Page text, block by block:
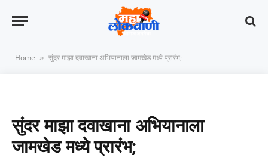
Home » सुंदर माझा दवाखाना अभियानाला जामखेड मध्ये प्रारंभ;
सुंदर माझा दवाखाना अभियानाला
जामखेड मध्ये प्रारंभ;